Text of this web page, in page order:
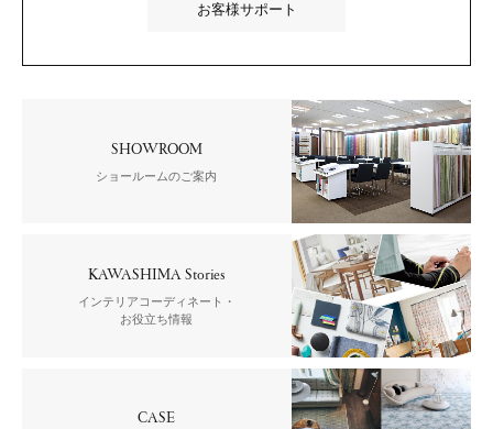
お客様サポート
SHOWROOM
ショールームのご案内
KAWASHIMA Stories
インテリアコーディネート・
お役立ち情報
CASE